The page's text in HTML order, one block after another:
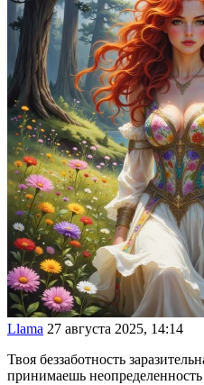
Llama 27 августа 2025, 14:14
Твоя беззаботность
принимаешь